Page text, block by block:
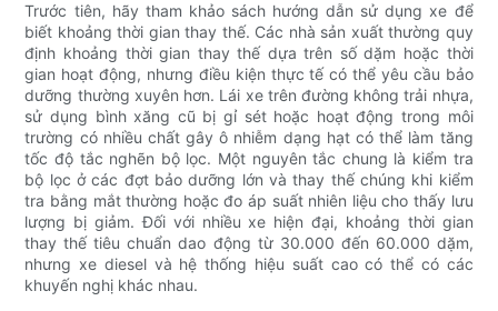
Trước tiên, hãy tham khảo sách hướng dẫn sử dụng xe để
biết khoảng thời gian thay thế. Các nhà sản xuất thường quy
định khoảng thời gian thay thế dựa trên số dặm hoặc thời
gian hoạt động, nhưng điều kiện thực tế có thể yêu cầu bảo
dưỡng thường xuyên hơn. Lái xe trên đường không trải nhựa,
sử dụng bình xăng cũ bị gỉ sét hoặc hoạt động trong môi
trường có nhiều chất gây ô nhiễm dạng hạt có thể làm tăng
tốc độ tắc nghẽn bộ lọc. Một nguyên tắc chung là kiểm tra
bộ lọc ở các đợt bảo dưỡng lớn và thay thế chúng khi kiểm
tra bằng mắt thường hoặc đo áp suất nhiên liệu cho thấy lưu
lượng bị giảm. Đối với nhiều xe hiện đại, khoảng thời gian
thay thế tiêu chuẩn dao động từ 30.000 đến 60.000 dặm,
nhưng xe diesel và hệ thống hiệu suất cao có thể có các
khuyến nghị khác nhau.